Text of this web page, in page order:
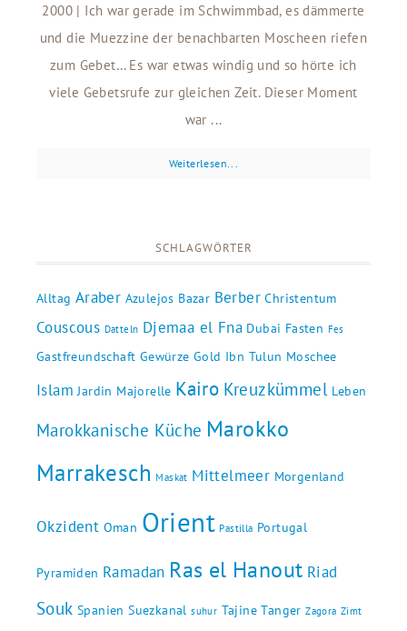
2000 | Ich war gerade im Schwimmbad, es dämmerte
und die Muezzine der benachbarten Moscheen riefen
zum Gebet… Es war etwas windig und so hörte ich
viele Gebetsrufe zur gleichen Zeit. Dieser Moment
war ...
Weiterlesen...
SCHLAGWÖRTER
Alltag Araber Azulejos Bazar Berber Christentum
Couscous Datteln Djemaa el Fna Dubai Fasten Fes
Gastfreundschaft Gewürze Gold Ibn Tulun Moschee
Islam Jardin Majorelle Kairo Kreuzkümmel Leben
Marokkanische Küche Marokko
Marrakesch Maskat Mittelmeer Morgenland
Okzident Oman Orient Pastilla Portugal
Pyramiden Ramadan Ras el Hanout Riad
Souk Spanien Suezkanal suhur Tajine Tanger Zagora Zimt